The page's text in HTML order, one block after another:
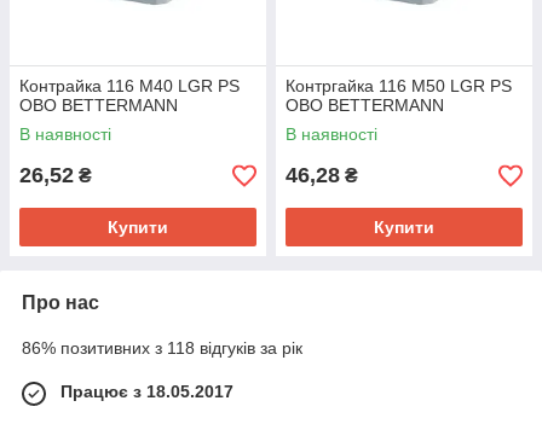
Контрайка 116 M40 LGR PS
OBO BETTERMANN
В наявності
26,52 ₴
Купити
Контргайка 116 M50 LGR PS
OBO BETTERMANN
В наявності
46,28 ₴
Купити
Про нас
86% позитивних з 118 відгуків за рік
Працює з 18.05.2017